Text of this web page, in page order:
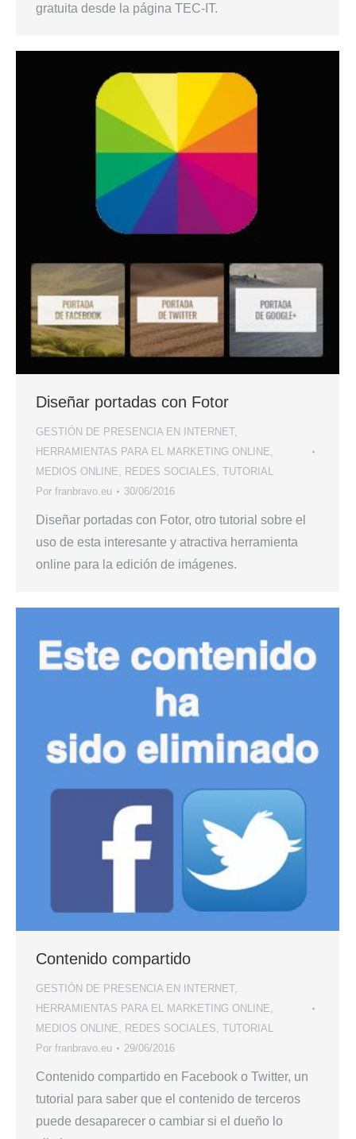
gratuita desde la página TEC-IT.
Diseñar portadas con Fotor
GESTIÓN DE PRESENCIA EN INTERNET,
HERRAMIENTAS PARA EL MARKETING ONLINE,
MEDIOS ONLINE, REDES SOCIALES, TUTORIAL
Por franbravo.eu 30/06/2016
Diseñar portadas con Fotor, otro tutorial sobre el
uso de esta interesante y atractiva herramienta
online para la edición de imágenes.
Contenido compartido
GESTIÓN DE PRESENCIA EN INTERNET,
HERRAMIENTAS PARA EL MARKETING ONLINE,
MEDIOS ONLINE, REDES SOCIALES, TUTORIAL
Por franbravo.eu 29/06/2016
Contenido compartido en Facebook o Twitter, un
tutorial para saber que el contenido de terceros
puede desaparecer o cambiar si el dueño lo